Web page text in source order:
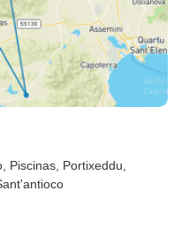
, Piscinas , Portixeddu